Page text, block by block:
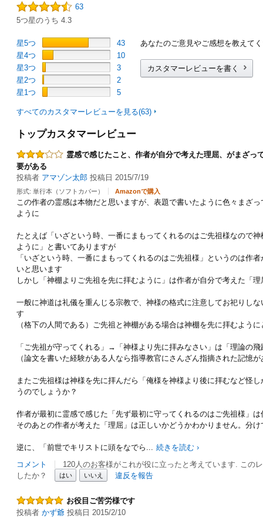
63
5つ星のうち 4.3
星5つ
43
星4つ
10
星3つ
3
星2つ
2
星1つ
5
すべてのカスタマーレビューを見る(63)
あなたのご意見やご感想を教えて
カスタマーレビューを書く
トップカスタマーレビュー
霊感で感じたこと、作者が自分で考えた理屈、がまざっ
要がある
投稿者 アマゾン太郎 投稿日 2015/7/19
形式: 単行本（ソフトカバー） Amazonで購入
この作者の霊感は本物だと思いますが、表題で書いたように色々まざ
ように
たとえば「いざという時、一番にまもってくれるのはご先祖様なので
ように」と書いてありますが
「いざという時、一番にまもってくれるのはご先祖様」というのは作
いと思います
しかし「神棚よりご先祖を先に拝むように」は作者が自分で考えた「理
一般に神道は礼儀を重んじる宗教で、神様の格式に注意してお祀りし
す
（格下の人間である）ご先祖と神棚がある場合は神棚を先に拝むよう
「ご先祖が守ってくれる」→「神様より先に拝みなさい」は「理論の飛
（論文を書いた経験がある人なら指導教官にさんざん指摘された記憶
またご先祖様は神様を先に拝んだら「俺様を神様より後に拝むなど怪
うのでしょうか？
作者が最初に霊感で感じた「先ず最初に守ってくれるのはご先祖様」
そのあとの作者が考えた「理屈」は正しいかどうかわかりません。分
逆に、「前世でキリストに頭をなでら
続きを読む ›
コメント
120人のお客様がこれが役に立ったと考えています. この
したか？
はい いいえ 違反を報告
お役目ご苦労様です
投稿者 かず爺 投稿日 2015/2/10